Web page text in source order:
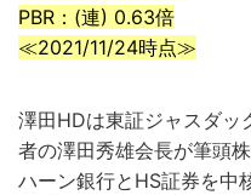
PBR：(連) 0.63倍
≪2021/11/24時点≫
澤田HDは東証ジャスダッ
者の澤田秀雄会長が筆頭
ハーン銀行とHS証券を中